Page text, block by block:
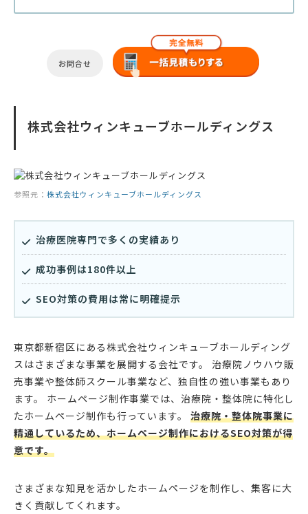
お問合せ
株式会社ウィンキューブホールディングス
参照元： 株式会社ウィンキューブホールディングス
治療医院専門で多くの実績あり
成功事例は180件以上
SEO対策の費用は常に明確提示
東京都新宿区にある株式会社ウィンキューブホールディング
スはさまざまな事業を展開する会社です。 治療院ノウハウ販
売事業や整体師スクール事業など、独自性の強い事業もあり
ます。 ホームページ制作事業では、治療院・整体院に特化し
たホームページ制作も行っています。 治療院・整体院事業に
精通しているため、ホームページ制作におけるSEO対策が得
意です。
さまざまな知見を活かしたホームページを制作し、集客に大
きく貢献してくれます。